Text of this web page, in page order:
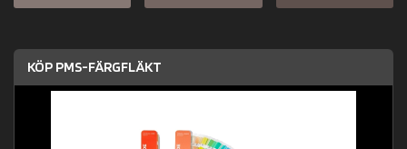
KÖP PMS-FÄRGFLÄKT